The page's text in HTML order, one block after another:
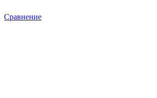
Сравнение